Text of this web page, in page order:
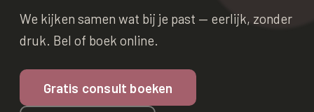
We kijken samen wat bij je past — eerlijk, zonder
druk. Bel of boek online.
Gratis consult boeken